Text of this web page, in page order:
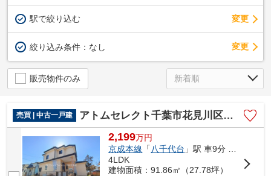
駅で絞り込む 変更
絞り込み条件： なし 変更
販売物件のみ
売買 | 中古一戸建 アトムセレクト千葉市花見川区千種町 中古戸建て
2,199万円
京成本線 「八千代台 」駅 車9分 4.1km
4LDK
建物面積：91.86㎡（27.78坪）